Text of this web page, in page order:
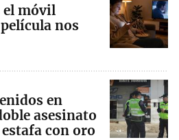
el móvil
nos
en
asesinato
con oro